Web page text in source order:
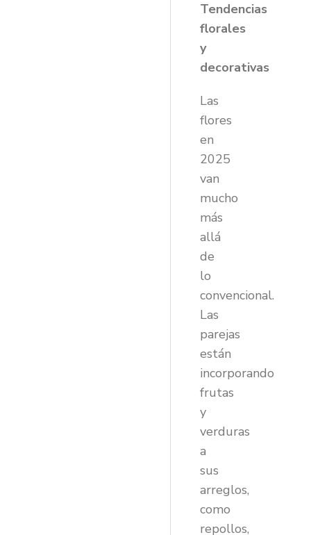
Tendencias
florales
y
decorativas
Las
flores
en
2025
van
mucho
más
allá
de
lo
convencional.
Las
parejas
están
incorporando
frutas
y
verduras
a
sus
arreglos,
como
repollos,